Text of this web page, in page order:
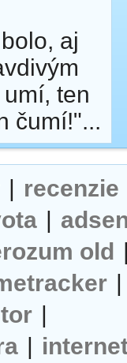
aj
ten
čumí!"...
| recenzie
|
old
|
|
|